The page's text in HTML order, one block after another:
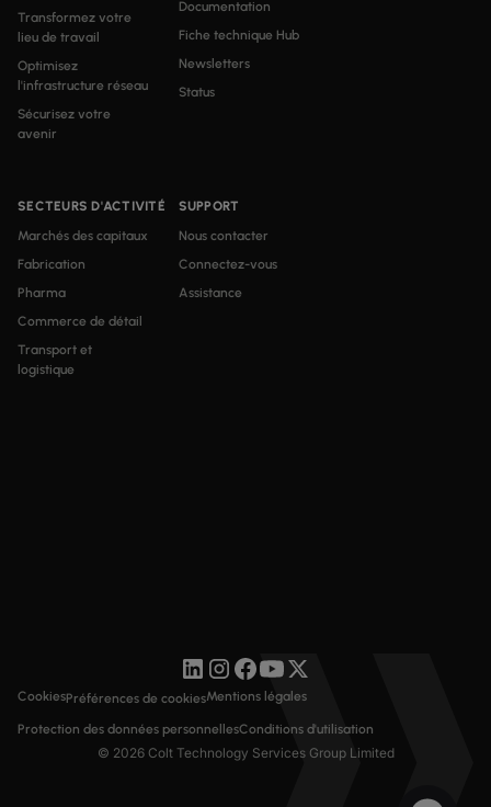
Transformez votre
lieu de travail
Optimisez
l'infrastructure réseau
Sécurisez votre
avenir
SECTEURS D'ACTIVITÉ
Marchés des capitaux
Fabrication
Pharma
Commerce de détail
Transport et
logistique
Documentation
Fiche technique Hub
Newsletters
Status
SUPPORT
Nous contacter
Connectez-vous
Assistance
© 2026 Colt Technology Services Group Limited
CookiesPréférences de cookiesMentions légales
Protection des données personnellesConditions d'utilisation